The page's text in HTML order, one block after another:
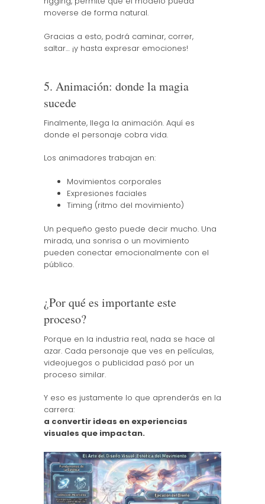
moverse de forma natural.
Gracias a esto, podrá caminar, correr,
saltar… ¡y hasta expresar emociones!
5. Animación: donde la magia
sucede
Finalmente, llega la animación. Aquí es
donde el personaje cobra vida.
Los animadores trabajan en:
Movimientos corporales
Expresiones faciales
Timing (ritmo del movimiento)
Un pequeño gesto puede decir mucho. Una
mirada, una sonrisa o un movimiento
pueden conectar emocionalmente con el
público.
¿Por qué es importante este
proceso?
Porque en la industria real, nada se hace al
azar. Cada personaje que ves en películas,
videojuegos o publicidad pasó por un
proceso similar.
Y eso es justamente lo que aprenderás en la
carrera:
a convertir ideas en experiencias
visuales que impactan.